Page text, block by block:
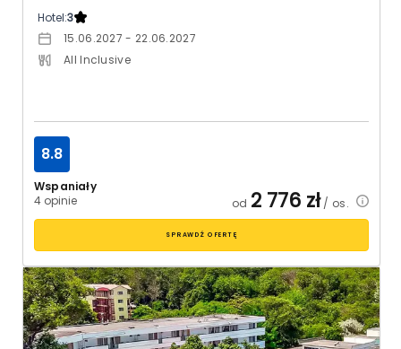
Hotel:3
15.06.2027 - 22.06.2027
All Inclusive
Wspaniały
4 opinie
8.8
od 2 776 zł/ os.
SPRAWDŹ OFERTĘ